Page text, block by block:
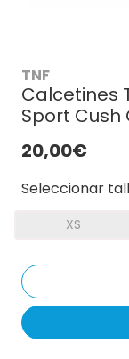
TNF
Calcetines
Sport Cush
20,00€
Seleccionar
XS